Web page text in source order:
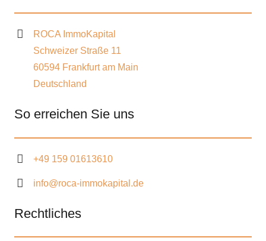
ROCA ImmoKapital
Schweizer Straße 11
60594 Frankfurt am Main
Deutschland
So erreichen Sie uns
+49 159 01613610
info@roca-immokapital.de
Rechtliches